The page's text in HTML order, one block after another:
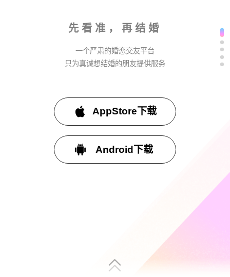
先看准，再结婚
一个严肃的婚恋交友平台
只为真诚想结婚的朋友提供服务
AppStore下载
Android下载